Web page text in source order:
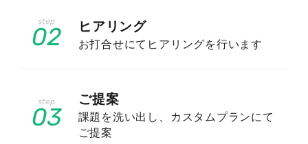
拡大が期待されています。しかし、市場の成長と
ともに顧客の要求も高度化しており、Web制作
とするデジタルマーケティングの知識が求められ
ています。このように市場の成長率と消費者の行
動の変化を踏まえ、Web制作会社は適切なSEO対
02 ヒアリング
お打合せにてヒアリングを行います
03
ご提案
課題を洗い出し、カスタムプランにて
ご提案